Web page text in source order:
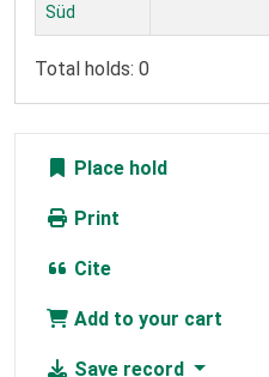
Süd
Total holds: 0
Place hold
Print
Cite
Add to your cart
Save record